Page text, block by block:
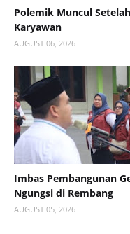
Polemik Muncul
Karyawan
AUGUST 06, 2026
Imbas Pembangunan
Ngungsi di Rembang
AUGUST 05, 2026